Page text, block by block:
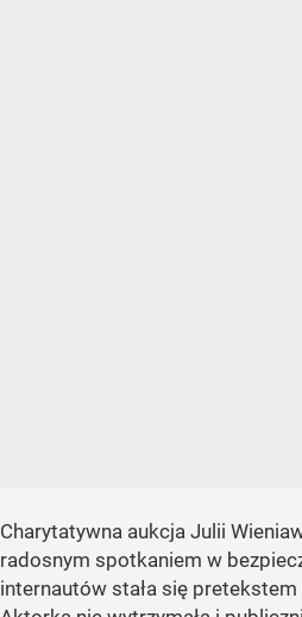
Charytatywna aukcja Julii
radosnym spotkaniem w
internautów stała się